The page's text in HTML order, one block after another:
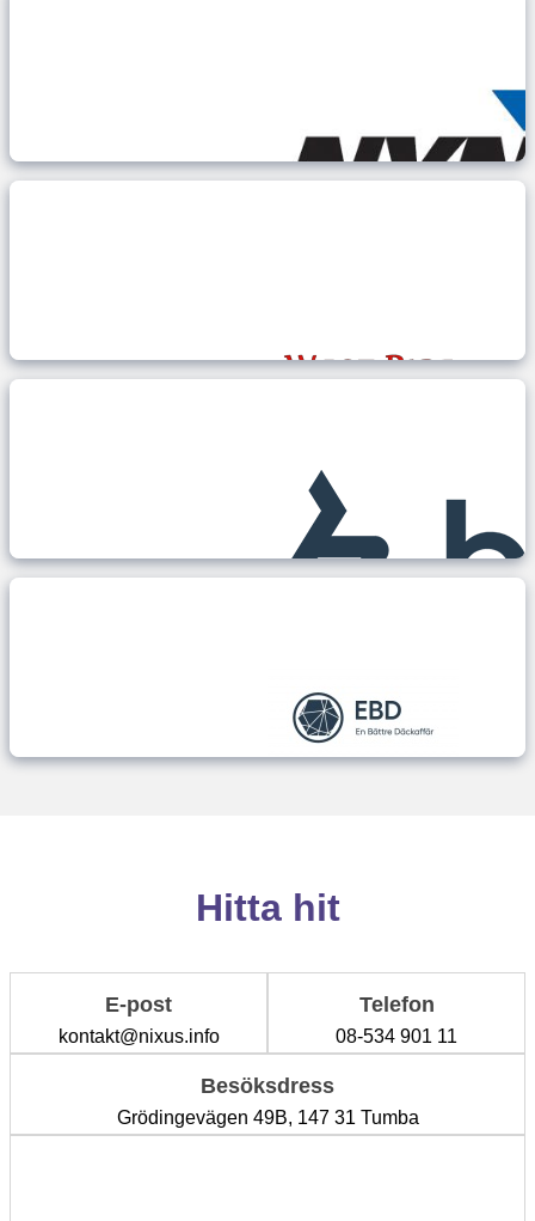
Hitta hit
E-post
kontakt@nixus.info
Telefon
08-534 901 11
Besöksdress
Grödingevägen 49B, 147 31 Tumba